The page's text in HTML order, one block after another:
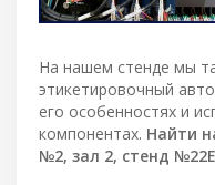
На нашем стенде мы
этикетировочный
его особенностях и
компонентах. Найти
№2, зал 2, стенд